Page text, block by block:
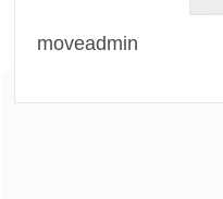
moveadmin